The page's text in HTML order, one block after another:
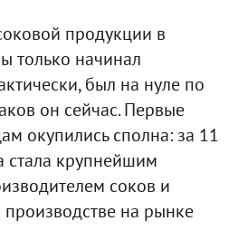
продукции в
только начинал
был на нуле по
он сейчас. Первые
окупились сполна: за 11
стала крупнейшим
соков и
на рынке